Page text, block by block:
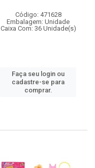
Código: 471628
Embalagem: Unidade
Caixa Com: 36 Unidade(s)
Faça seu login ou
cadastre-se para
comprar.